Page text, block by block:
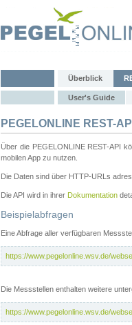
Überblick
User's Guide
PEGELONLINE REST-
Über die PEGELONLINE REST-API
mobilen App zu nutzen.
Die Daten sind über HTTP-URLs
Die API wird in ihrer Dokumentation
Beispielabfragen
Eine Abfrage aller verfügbaren
https://www.pegelonline.wsv.de/
Die Messstellen enthalten weitere
https://www.pegelonline.wsv.de/